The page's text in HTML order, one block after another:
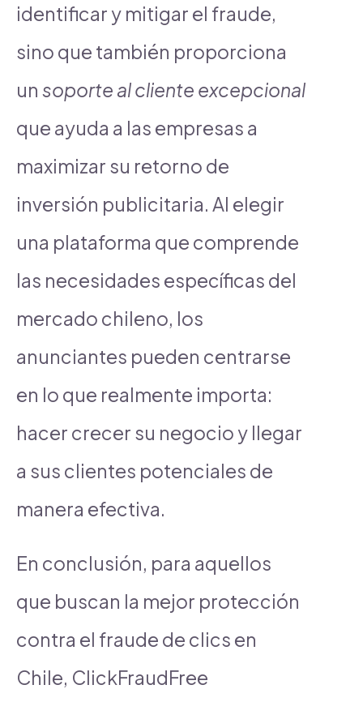
identificar y mitigar el fraude,
sino que también proporciona
un soporte al cliente excepcional
que ayuda a las empresas a
maximizar su retorno de
inversión publicitaria. Al elegir
una plataforma que comprende
las necesidades específicas del
mercado chileno, los
anunciantes pueden centrarse
en lo que realmente importa:
hacer crecer su negocio y llegar
a sus clientes potenciales de
manera efectiva.
En conclusión, para aquellos
que buscan la mejor protección
contra el fraude de clics en
Chile, ClickFraudFree